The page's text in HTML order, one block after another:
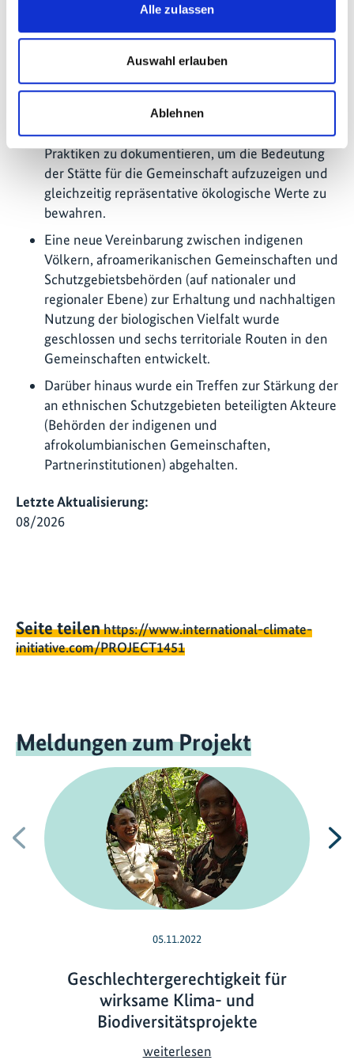
Alle zulassen
Auswahl erlauben
Ablehnen
Eine Studie über die biophysikalischen und
soziokulturellen Merkmale von kulturell
bedeutsamen Gebieten in traditionellen
sollen, wurde durchgeführt. Diese Studien zielen
darauf ab, heilige Stätten indigener
Gemeinschaften sowie ökologische und soziale
Praktiken zu dokumentieren, um die Bedeutung
der Stätte für die Gemeinschaft aufzuzeigen und
gleichzeitig repräsentative ökologische Werte zu
bewahren.
Eine neue Vereinbarung zwischen indigenen
Völkern, afroamerikanischen Gemeinschaften und
Schutzgebietsbehörden (auf nationaler und
regionaler Ebene) zur Erhaltung und nachhaltigen
Nutzung der biologischen Vielfalt wurde
geschlossen und sechs territoriale Routen in den
Gemeinschaften entwickelt.
Darüber hinaus wurde ein Treffen zur Stärkung der
an ethnischen Schutzgebieten beteiligten Akteure
(Behörden der indigenen und
afrokolumbianischen Gemeinschaften,
Partnerinstitutionen) abgehalten.
Letzte Aktualisierung:
08/2026
Seite teilenhttps://www.international-climate-
initiative.com/PROJECT1451
Meldungen zum Projekt
Vorherige
05.11.2022
Geschlechtergerechtigkeit für
wirksame Klima- und
Biodiversitätsprojekte
weiterlesenG